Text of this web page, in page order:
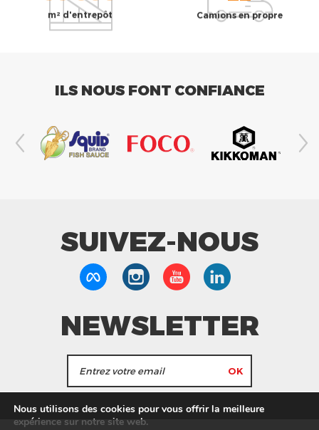
m² d'entrepôt Camions en propre
ILS NOUS FONT CONFIANCE
SUIVEZ-NOUS
NEWSLETTER
J'accepte de recevoir les actualités et les
informations de Tang Frères.
Nous utilisons des cookies pour vous offrir la meilleure
expérience sur notre site web.